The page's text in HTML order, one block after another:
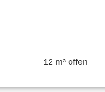
12 m³ offen